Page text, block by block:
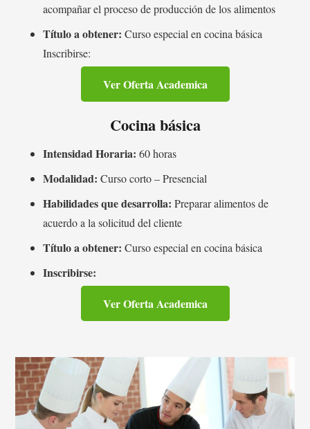
acompañar el proceso de producción de los alimentos
Título a obtener: Curso especial en cocina básica
Inscribirse:
Ver Oferta Academica
Cocina básica
Intensidad Horaria: 60 horas
Modalidad: Curso corto – Presencial
Habilidades que desarrolla: Preparar alimentos de
acuerdo a la solicitud del cliente
Título a obtener: Curso especial en cocina básica
Inscribirse:
Ver Oferta Academica